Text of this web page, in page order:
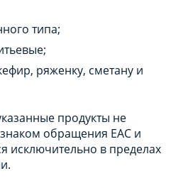
типа;
ряженку, сметану и
продукты не
обращения ЕАС и
исключительно в пределах